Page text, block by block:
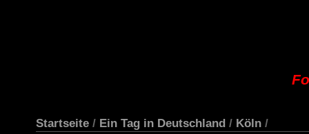
Startseite / Ein Tag in Deutschland / Köln /